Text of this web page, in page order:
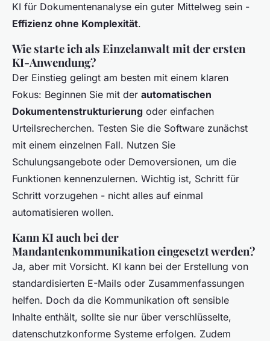
KI für Dokumentenanalyse ein guter Mittelweg sein -
Effizienz ohne Komplexität.
Wie starte ich als Einzelanwalt mit der ersten
KI-Anwendung?
Der Einstieg gelingt am besten mit einem klaren
Fokus: Beginnen Sie mit der automatischen
Dokumentenstrukturierung oder einfachen
Urteilsrecherchen. Testen Sie die Software zunächst
mit einem einzelnen Fall. Nutzen Sie
Schulungsangebote oder Demoversionen, um die
Funktionen kennenzulernen. Wichtig ist, Schritt für
Schritt vorzugehen - nicht alles auf einmal
automatisieren wollen.
Kann KI auch bei der
Mandantenkommunikation eingesetzt werden?
Ja, aber mit Vorsicht. KI kann bei der Erstellung von
standardisierten E-Mails oder Zusammenfassungen
helfen. Doch da die Kommunikation oft sensible
Inhalte enthält, sollte sie nur über verschlüsselte,
datenschutzkonforme Systeme erfolgen. Zudem